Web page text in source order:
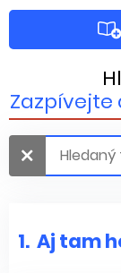
Zazpívejte
1. Aj tam